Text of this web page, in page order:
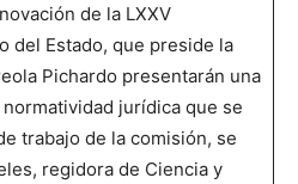
de la LXXV
del Estado, que preside la
Pichardo presentarán una
jurídica que se
trabajo de la comisión, se
regidora de Ciencia y